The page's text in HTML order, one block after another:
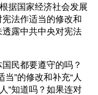
据国家经济社会发展
法作适当的修改和
露中共中央对宪法
民都要遵守的吗？
”的修改和补充“人
”知道吗？如果连对